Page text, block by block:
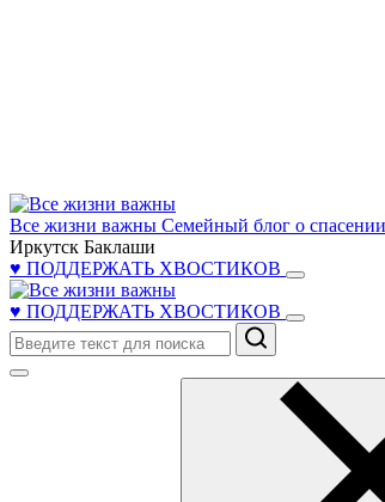
Все жизни важны Семейный блог о
Иркутск Баклаши
♥ ПОДДЕРЖАТЬ ХВОСТИКОВ
♥ ПОДДЕРЖАТЬ ХВОСТИКОВ
Поиск